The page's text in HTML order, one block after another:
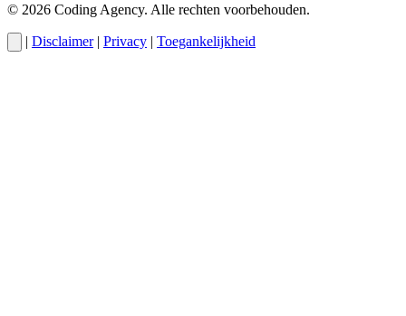
© 2026 Coding Agency. Alle rechten voorbehouden.
| Disclaimer | Privacy | Toegankelijkheid